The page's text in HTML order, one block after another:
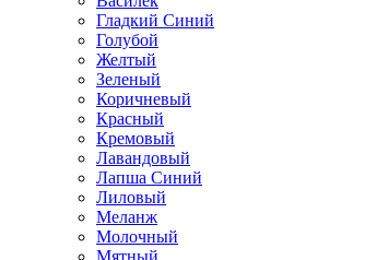
Гладкий Синий
Голубой
Желтый
Зеленый
Коричневый
Красный
Кремовый
Лавандовый
Лапша Синий
Лиловый
Меланж
Молочный
Мятный